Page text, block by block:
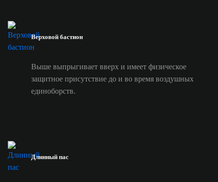
Верховой бастион
Выше выпрыгивает вверх и имеет физическое
защитное присутствие до и во время воздушных
единоборств.
Длинный пас